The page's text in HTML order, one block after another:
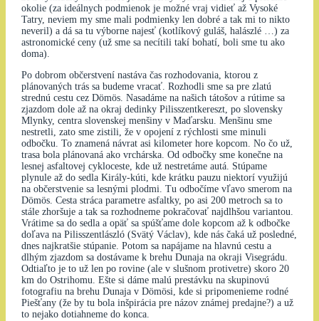
okolie (za ideálnych podmienok je možné vraj vidieť až Vysoké
Tatry, neviem my sme mali podmienky len dobré a tak mi to nikto
neveril) a dá sa tu výborne najesť (kotlíkový guláš, halászlé …) za
astronomické ceny (už sme sa necítili takí bohatí, boli sme tu ako
doma).
Po dobrom občerstvení nastáva čas rozhodovania, ktorou z
plánovaných trás sa budeme vracať. Rozhodli sme sa pre zlatú
strednú cestu cez Dömös. Nasadáme na našich tátošov a rútime sa
zjazdom dole až na okraj dedinky Pilisszentkereszt, po slovensky
Mlynky, centra slovenskej menšiny v Maďarsku. Menšinu sme
nestretli, zato sme zistili, že v opojení z rýchlosti sme minuli
odbočku. To znamená návrat asi kilometer hore kopcom. No čo už,
trasa bola plánovaná ako vrchárska. Od odbočky sme konečne na
lesnej asfaltovej cykloceste, kde už nestretáme autá. Stúpame
plynule až do sedla Király-kúti, kde krátku pauzu niektorí využijú
na občerstvenie sa lesnými plodmi. Tu odbočíme vľavo smerom na
Dömös. Cesta stráca parametre asfaltky, po asi 200 metroch sa to
stále zhoršuje a tak sa rozhodneme pokračovať najdlhšou variantou.
Vrátime sa do sedla a opäť sa spúšťame dole kopcom až k odbočke
doľava na Pilisszentlászló (Svätý Václav), kde nás čaká už posledné,
dnes najkratšie stúpanie. Potom sa napájame na hlavnú cestu a
dlhým zjazdom sa dostávame k brehu Dunaja na okraji Visegrádu.
Odtiaľto je to už len po rovine (ale v slušnom protivetre) skoro 20
km do Ostrihomu. Ešte si dáme malú prestávku na skupinovú
fotografiu na brehu Dunaja v Dömösi, kde si pripomenieme rodné
Piešťany (že by tu bola inšpirácia pre názov známej predajne?) a už
to nejako dotiahneme do konca.